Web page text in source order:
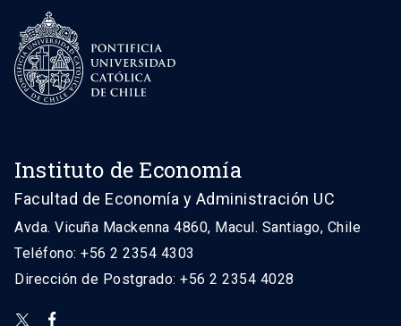
Instituto de Economía
Facultad de Economía y Administración UC
Avda. Vicuña Mackenna 4860, Macul. Santiago, Chile
Teléfono: +56 2 2354 4303
Dirección de Postgrado: +56 2 2354 4028